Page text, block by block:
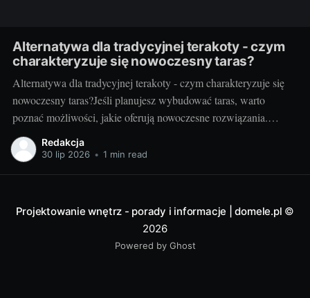
Alternatywa dla tradycyjnej terakoty - czym
charakteryzuje się nowoczesny taras?
Alternatywa dla tradycyjnej terakoty - czym charakteryzuje się
nowoczesny taras?Jeśli planujesz wybudować taras, warto
poznać możliwości, jakie oferują nowoczesne rozwiązania.
Można przecież zdecydować się na coś więcej niż tylko
tradycyjną terakotę. Ale jak wygląda nowoczesny taras i dlaczego
Redakcja
30 lip 2026 • 1 min read
Projektowanie wnętrz - porady i informacje | domele.pl ©
2026
Powered by Ghost